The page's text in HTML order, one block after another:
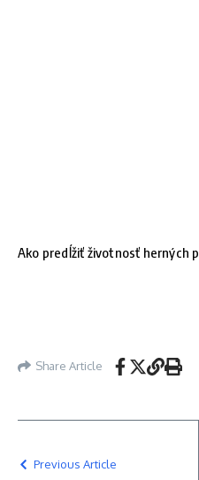
Ako predĺžiť životnosť herných
Share Article
Previous Article